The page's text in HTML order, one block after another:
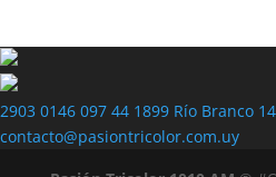
2903 0146 097 44 1899 Río Branco
contacto@pasiontricolor.com.uy